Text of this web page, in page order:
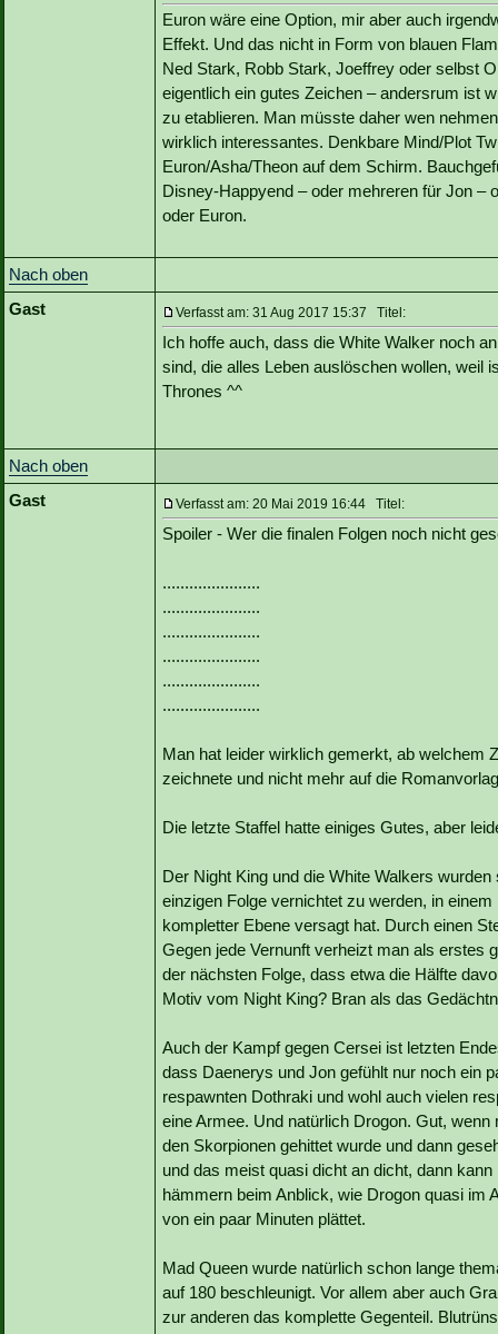
Euron wäre eine Option, mir aber auch
Effekt. Und das nicht in Form von blauen
Ned Stark, Robb Stark, Joeffrey oder selbst
eigentlich ein gutes Zeichen – andersrum ist
zu etablieren. Man müsste daher wen
wirklich interessantes. Denkbare Mind/Plot
Euron/Asha/Theon auf dem Schirm.
Disney-Happyend – oder mehreren für Jon –
oder Euron.
Nach oben
Gast
Verfasst am: 31 Aug 2017 15:37 Titel:
Ich hoffe auch, dass die White Walker noch
sind, die alles Leben auslöschen wollen, weil
Thrones ^^
Nach oben
Gast
Verfasst am: 20 Mai 2019 16:44 Titel:
Spoiler - Wer die finalen Folgen noch nicht
......................
......................
......................
......................
......................
......................
Man hat leider wirklich gemerkt, ab welchem
zeichnete und nicht mehr auf die
Die letzte Staffel hatte einiges Gutes, aber
Der Night King und die White Walkers
einzigen Folge vernichtet zu werden, in
kompletter Ebene versagt hat. Durch einen
Gegen jede Vernunft verheizt man als erstes
der nächsten Folge, dass etwa die Hälfte
Motiv vom Night King? Bran als das
Auch der Kampf gegen Cersei ist letzten
dass Daenerys und Jon gefühlt nur noch ein
respawnten Dothraki und wohl auch vielen
eine Armee. Und natürlich Drogon. Gut,
den Skorpionen gehittet wurde und dann
und das meist quasi dicht an dicht, dann
hämmern beim Anblick, wie Drogon quasi im
von ein paar Minuten plättet.
Mad Queen wurde natürlich schon lange
auf 180 beschleunigt. Vor allem aber auch
zur anderen das komplette Gegenteil.